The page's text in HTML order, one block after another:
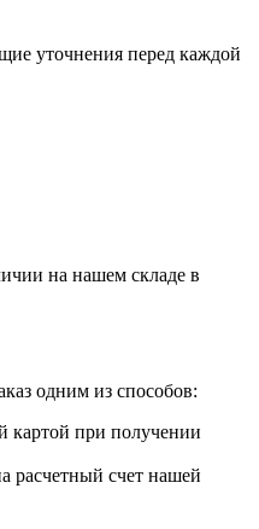
уточнения перед каждой
на нашем складе в
одним из способов:
картой при получении
расчетный счет нашей